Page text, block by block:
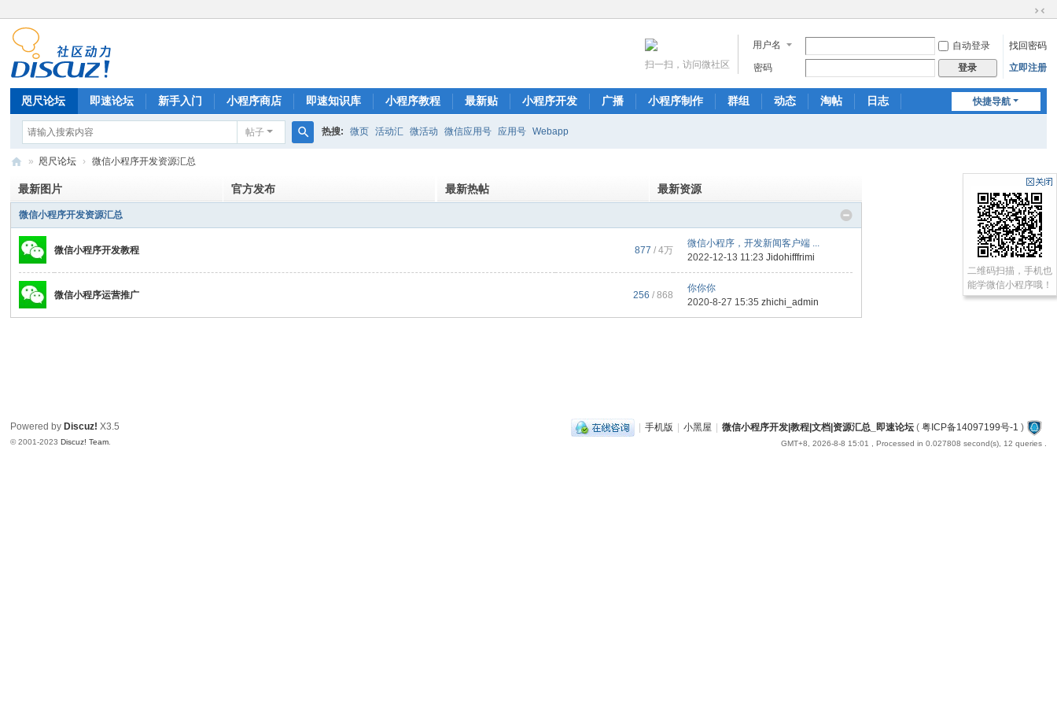
换
到
窄
用户名 自动登录
找回密码
密码
登录 立即注册
扫一扫，访问微社区
快捷导航
咫尺论坛 即速论坛 新手入门 小程序商店 即速知识库 小程序教程 最新贴 小程序开发 广播 小程序制作 群组 动态 淘帖
日志
帖子 热搜: 微页 活动汇 微活动 微信应用号 应用号 Webapp
微
信
小
程
序
开
发
» 咫尺论坛 › 微信小程序开发资源汇总
最新图片 官方发布 最新热帖 最新资源
微信小程序开发资源汇总
微信小程序开发教程 877 /4万
微信小程序，开发新闻客户端 ...
2022-12-13 11:23Jidohifffrimi
微信小程序运营推广 256 / 868
你你你
2020-8-27 15:35zhichi_admin
二维码扫描，手机也
能学微信小程序哦！
| 手机版 | 小黑屋 | 微信小程序开发|教程|文档|资源汇总_即速论坛( 粤ICP备14097199号-1 )
GMT+8, 2026-8-8 15:01 , Processed in 0.027808 second(s), 12 queries .
Powered by Discuz! X3.5
© 2001-2023Discuz! Team